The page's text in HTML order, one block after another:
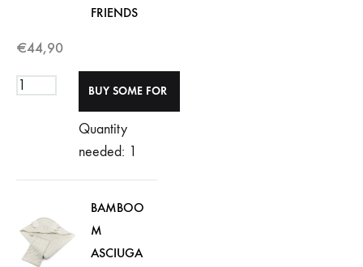
FRIENDS
€44,90
Quantity
needed: 1
BAMBOO
M
ASCIUGA